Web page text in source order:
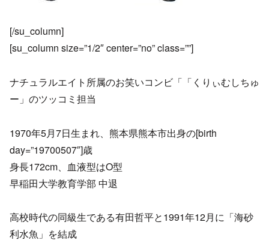
[/su_column]
[su_column size=”1/2″ center=”no” class=””]
ナチュラルエイト所属のお笑いコンビ「「くりぃむしちゅ
ー」のツッコミ担当
1970年5月7日生まれ、熊本県熊本市出身の[birth
day=”19700507″]歳
身長172cm、血液型はO型
早稲田大学教育学部 中退
高校時代の同級生である有田哲平と1991年12月に「海砂
利水魚」を結成